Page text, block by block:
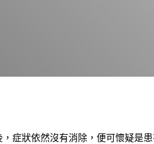
症狀依然沒有消除，便可懷疑是